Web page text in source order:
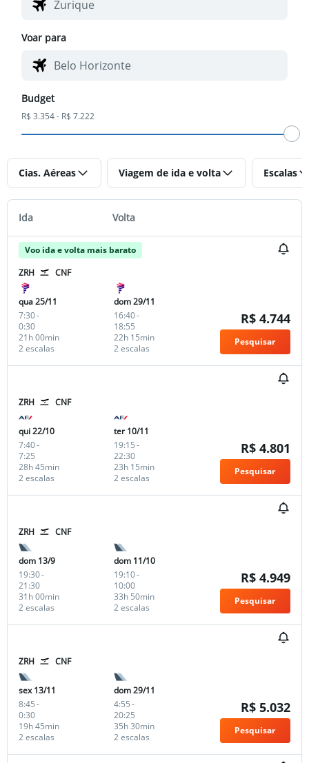
Voar para
Budget
R$ 3.354 - R$ 7.222
Cias. Aéreas Viagem de ida e volta Escalas
Ida Volta
Voo ida e volta mais barato
ZRH
CNF
qua 25/11
7:30-
0:30
2 escalas
21h 00min
dom 29/11
16:40-
18:55
2 escalas
22h 15min
R$ 4.744
Pesquisar
ZRH CNF
qui 22/10
7:40-
7:25
2 escalas
28h 45min
ter 10/11
19:15-
22:30
2 escalas
23h 15min
R$ 4.801
Pesquisar
ZRH CNF
dom 13/9
19:30-
21:30
2 escalas
31h 00min
dom 11/10
19:10-
10:00
2 escalas
33h 50min
R$ 4.949
Pesquisar
ZRH CNF
sex 13/11
8:45-
0:30
2 escalas
19h 45min
dom 29/11
4:55-
20:25
2 escalas
35h 30min
R$ 5.032
Pesquisar